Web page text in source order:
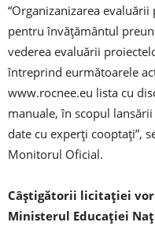
“Organizanizarea
pentru învăţământul
vederea evaluării
întreprind eurmătoarele
www.rocnee.eu lista cu
manuale, în scopul
date cu experţi cooptaţi”,
Monitorul Oficial.
Câştigătorii licitaţiei
Ministerul Educaţiei